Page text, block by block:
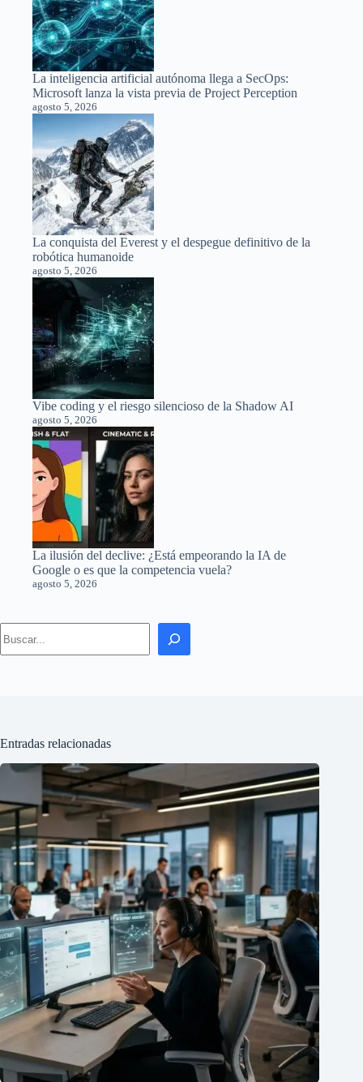
La inteligencia artificial autónoma llega a SecOps:
Microsoft lanza la vista previa de Project Perception
agosto 5, 2026
La conquista del Everest y el despegue definitivo de la
robótica humanoide
agosto 5, 2026
Vibe coding y el riesgo silencioso de la Shadow AI
agosto 5, 2026
La ilusión del declive: ¿Está empeorando la IA de
Google o es que la competencia vuela?
agosto 5, 2026
Entradas relacionadas